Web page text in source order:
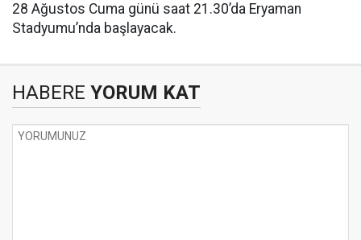
28 Ağustos Cuma günü saat 21.30’da Eryaman
Stadyumu’nda başlayacak.
HABERE YORUM KAT